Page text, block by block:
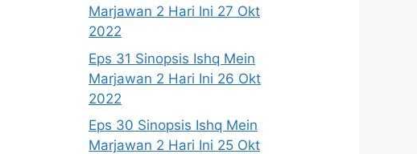
Marjawan 2 Hari Ini 27 Okt
2022
Eps 31 Sinopsis Ishq Mein
Marjawan 2 Hari Ini 26 Okt
2022
Eps 30 Sinopsis Ishq Mein
Marjawan 2 Hari Ini 25 Okt